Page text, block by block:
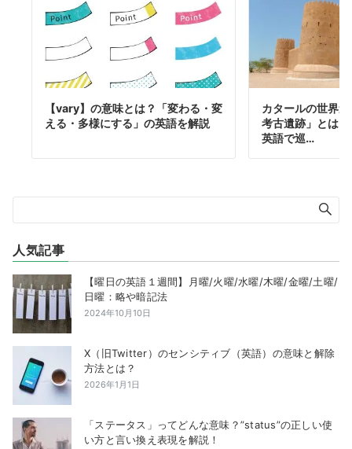
【vary】の意味とは？「変わる・変
える・多様にする」の英語を解説
カタールの世界
考古遺跡」とは
英語で巡…
人気記事
【曜日の英語１週間】月曜/火曜/水曜/木曜/金曜/土曜/
日曜：略や暗記法
2024年10月10日
X（旧Twitter）のセンシティブ（英語）の意味と解除
方法とは？
2026年1月1日
「ステータス」ってどんな意味？”status”の正しい使
い方と言い換え表現を解説！